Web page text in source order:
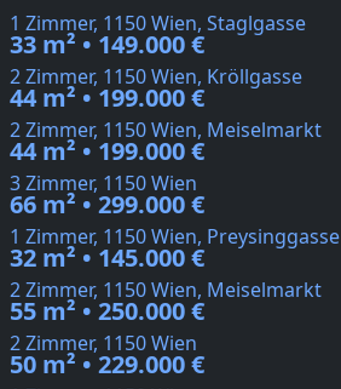
1 Zimmer, 1150 Wien, Staglgasse
33 m² • 149.000 €
2 Zimmer, 1150 Wien, Kröllgasse
44 m² • 199.000 €
2 Zimmer, 1150 Wien, Meiselmarkt
44 m² • 199.000 €
3 Zimmer, 1150 Wien
66 m² • 299.000 €
1 Zimmer, 1150 Wien, Preysinggasse
32 m² • 145.000 €
2 Zimmer, 1150 Wien, Meiselmarkt
55 m² • 250.000 €
2 Zimmer, 1150 Wien
50 m² • 229.000 €